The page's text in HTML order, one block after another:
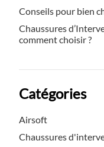
Conseils pour bien
Chaussures
comment choisir ?
Catégories
Airsoft
Chaussures